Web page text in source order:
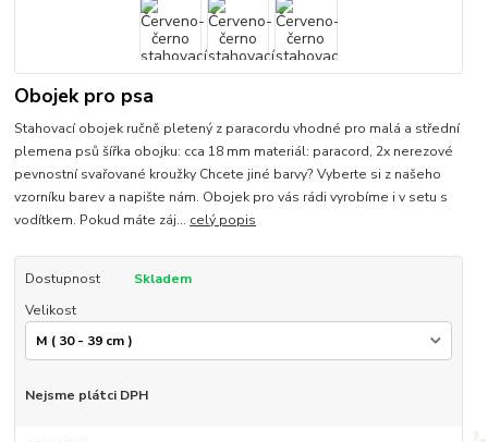
Obojek pro psa
Stahovací obojek ručně pletený z paracordu vhodné pro malá a střední
plemena psů šířka obojku: cca 18 mm materiál: paracord, 2x nerezové
pevnostní svařované kroužky Chcete jiné barvy? Vyberte si z našeho
vzorníku barev a napište nám. Obojek pro vás rádi vyrobíme i v setu s
vodítkem. Pokud máte záj... celý popis
Dostupnost
Skladem
Velikost
Nejsme plátci DPH